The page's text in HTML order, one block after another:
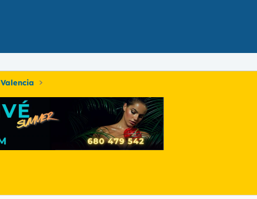
Valencia